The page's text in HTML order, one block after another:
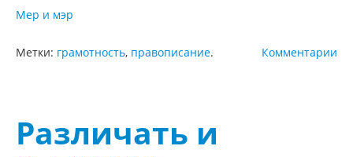
Мер и мэр
Комментарии
Метки: грамотность, правописание.
Различать и